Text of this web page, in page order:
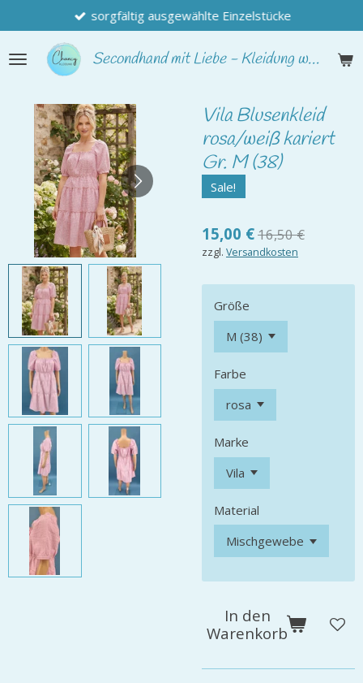
Hauptinhalt
springen
Secondhandmit Liebe - Kleidung wie neu
sorgfältig ausgewählte Einzelstücke
Vila Blusenkleid
rosa/weiß kariert
Gr. M (38)
Sale!
15,00 €16,50 €
zzgl. Versandkosten
Größe
Farbe
Marke
Material
In den
Warenkorb